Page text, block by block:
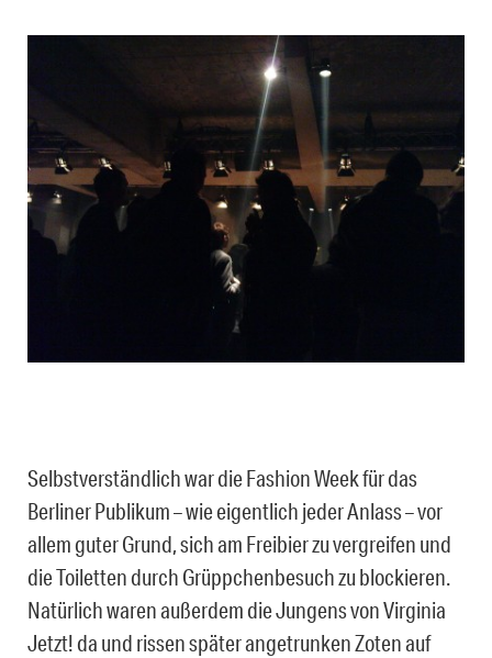
Selbstverständlich war die Fashion Week für das
Berliner Publikum – wie eigentlich jeder Anlass – vor
allem guter Grund, sich am Freibier zu vergreifen und
die Toiletten durch Grüppchenbesuch zu blockieren.
Natürlich waren außerdem die Jungens von Virginia
Jetzt! da und rissen später angetrunken Zoten auf